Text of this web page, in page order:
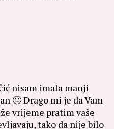
nisam imala manji
🙂 Drago mi je da Vam
vrijeme pratim vaše
tako da nije bilo